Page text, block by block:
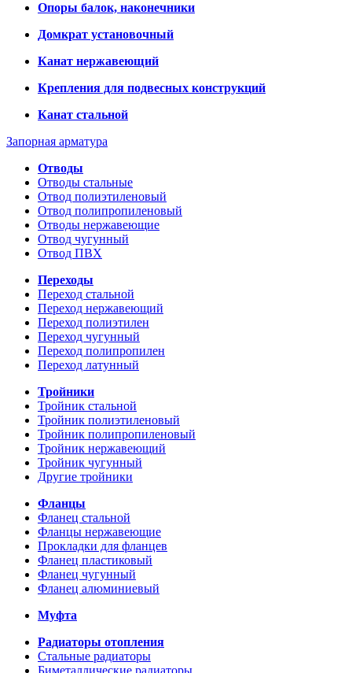
Опоры балок, наконечники
Домкрат установочный
Канат нержавеющий
Крепления для подвесных конструкций
Канат стальной
Запорная арматура
Отводы
Отводы стальные
Отвод полиэтиленовый
Отвод полипропиленовый
Отводы нержавеющие
Отвод чугунный
Отвод ПВХ
Переходы
Переход стальной
Переход нержавеющий
Переход полиэтилен
Переход чугунный
Переход полипропилен
Переход латунный
Тройники
Тройник стальной
Тройник полиэтиленовый
Тройник полипропиленовый
Тройник нержавеющий
Тройник чугунный
Другие тройники
Фланцы
Фланец стальной
Фланцы нержавеющие
Прокладки для фланцев
Фланец пластиковый
Фланец чугунный
Фланец алюминиевый
Муфта
Радиаторы отопления
Стальные радиаторы
Биметаллические радиаторы